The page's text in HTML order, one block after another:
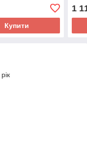
Купити
1